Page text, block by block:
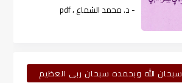
- د. محمد الشماع ، pdf
سبحان الله وبحمده سبحان ربى العظيم